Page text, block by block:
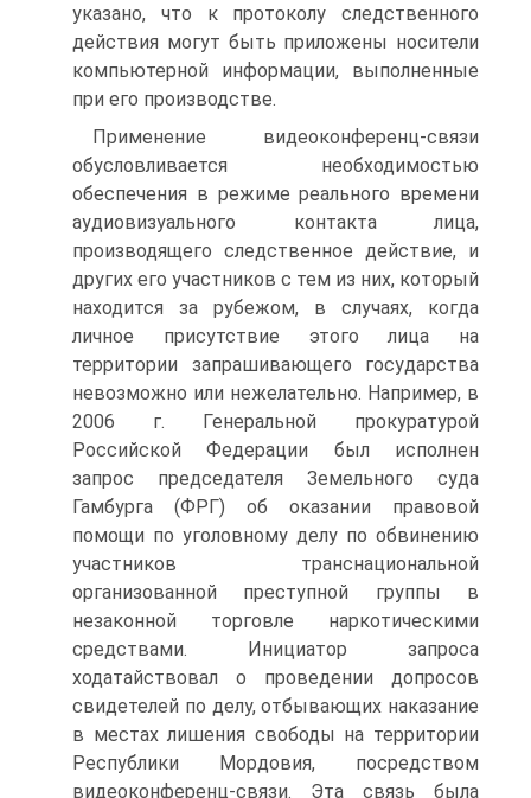
указано, что к протоколу следственного
действия могут быть приложены носители
компьютерной информации, выполненные
при его производстве.
Применение видеоконференц-связи
обусловливается необходимостью
обеспечения в режиме реального времени
аудиовизуального контакта лица,
производящего следственное действие, и
других его участников с тем из них, который
находится за рубежом, в случаях, когда
личное присутствие этого лица на
территории запрашивающего государства
невозможно или нежелательно. Например, в
2006 г. Генеральной прокуратурой
Российской Федерации был исполнен
запрос председателя Земельного суда
Гамбурга (ФРГ) об оказании правовой
помощи по уголовному делу по обвинению
участников транснациональной
организованной преступной группы в
незаконной торговле наркотическими
средствами. Инициатор запроса
ходатайствовал о проведении допросов
свидетелей по делу, отбывающих наказание
в местах лишения свободы на территории
Республики Мордовия, посредством
видеоконференц-связи. Эта связь была